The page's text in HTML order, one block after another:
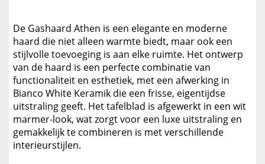
De Gashaard Athen is een elegante en moderne
haard die niet alleen warmte biedt, maar ook een
stijlvolle toevoeging is aan elke ruimte. Het ontwerp
van de haard is een perfecte combinatie van
functionaliteit en esthetiek, met een afwerking in
Bianco White Keramik die een frisse, eigentijdse
uitstraling geeft. Het tafelblad is afgewerkt in een wit
marmer-look, wat zorgt voor een luxe uitstraling en
gemakkelijk te combineren is met verschillende
interieurstijlen.